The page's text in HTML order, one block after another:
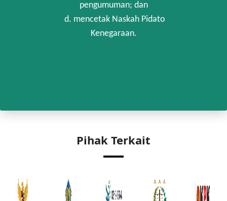
pengumuman; dan
d. mencetak Naskah Pidato
Kenegaraan.
Pihak Terkait